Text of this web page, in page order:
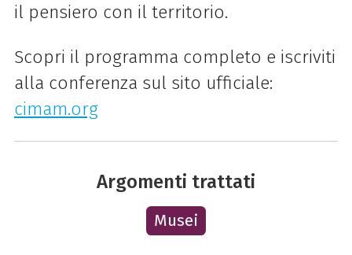
il pensiero con il territorio.
Scopri il programma completo e iscriviti
alla conferenza sul sito ufficiale:
cimam.org
Argomenti trattati
Musei